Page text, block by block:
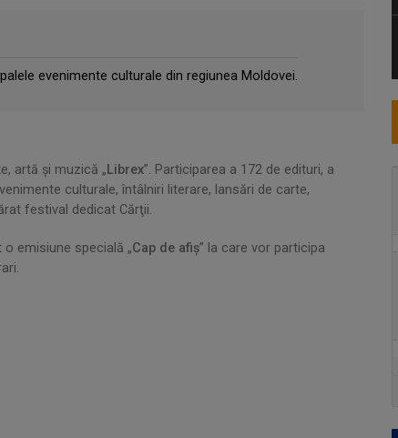
evenimente culturale din regiunea Moldovei.
artă şi muzică „ Librex”. Participarea a 172 de edituri, a
culturale, întâlniri literare, lansări de carte,
festival dedicat Cărţii.
emisiune specială „Cap de afiş” la care vor participa